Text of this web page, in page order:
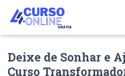
Deixe de Sonhar e
Curso